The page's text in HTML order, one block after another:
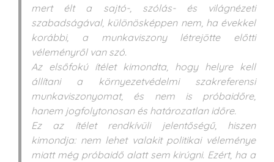
mert élt a sajtó-, szólás- és világnézeti
szabadságával, különösképpen nem, ha évekkel
korábbi, a munkaviszony létrejötte előtti
véleményről van szó.
Az elsőfokú ítélet kimondta, hogy helyre kell
állítani a környezetvédelmi szakreferensi
munkaviszonyomat, és nem is próbaidőre,
hanem jogfolytonosan és határozatlan időre.
Ez az ítélet rendkívüli jelentőségű, hiszen
kimondja: nem lehet valakit politikai véleménye
miatt még próbaidő alatt sem kirúgni. Ezért, ha a